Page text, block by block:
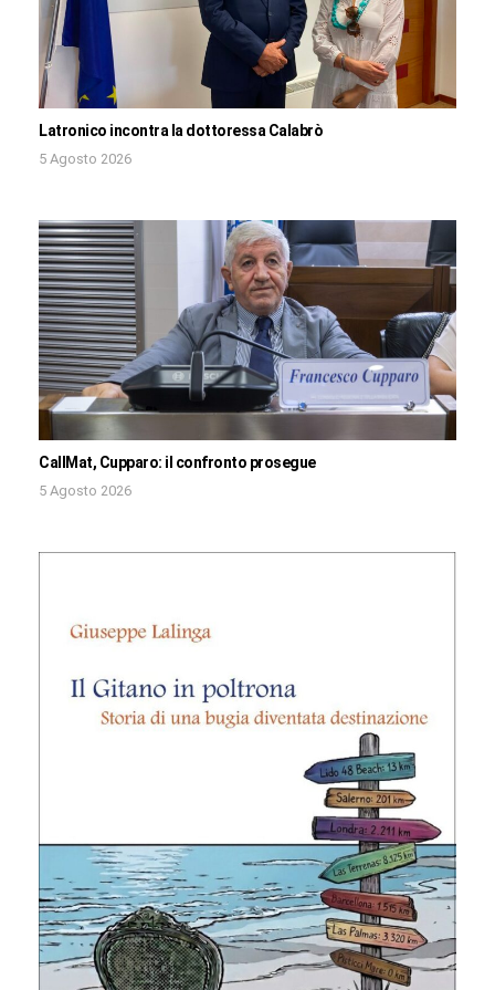
Latronico incontra la dottoressa Calabrò
5 Agosto 2026
CallMat, Cupparo: il confronto prosegue
5 Agosto 2026